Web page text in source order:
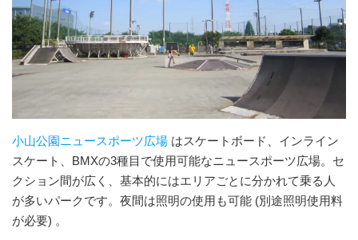
小山公園ニュースポーツ広場 はスケートボード、インライン
スケート、BMXの3種目で使用可能なニュースポーツ広場。セ
クション間が広く、基本的にはエリアごとに分かれて乗る人
が多いパークです。夜間は照明の使用も可能 (別途照明使用料
が必要) 。